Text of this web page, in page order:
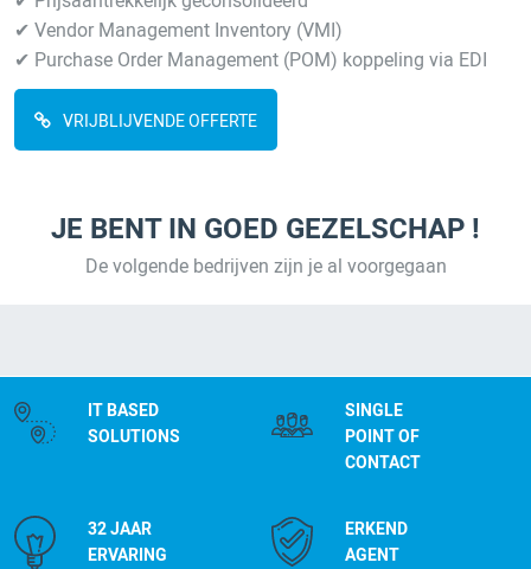
✔ Vendor Management Inventory (VMI)
✔ Purchase Order Management (POM) koppeling via EDI
VRIJBLIJVENDE OFFERTE
JE BENT IN GOED GEZELSCHAP !
De volgende bedrijven zijn je al voorgegaan
IT BASED
SOLUTIONS
SINGLE
POINT OF
CONTACT
32 JAAR
ERVARING
ERKEND
AGENT